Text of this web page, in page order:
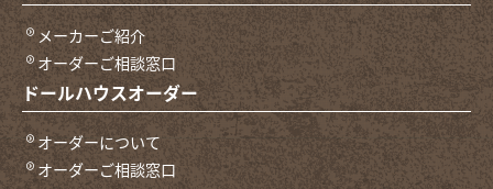
メーカーご紹介
オーダーご相談窓口
ドールハウスオーダー
オーダーについて
オーダーご相談窓口